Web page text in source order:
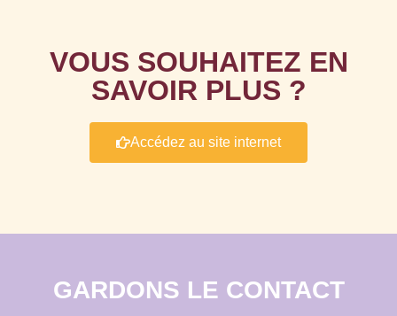
VOUS SOUHAITEZ EN
SAVOIR PLUS ?
Accédez au site internet
GARDONS LE CONTACT